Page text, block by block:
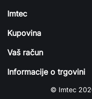
Imtec
Kupovina
Vaš račun
Informacije o trgovini
© Imtec